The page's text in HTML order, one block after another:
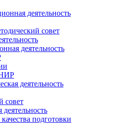
деятельность
совет
деятельность
деятельность
совет
деятельность
подготовки